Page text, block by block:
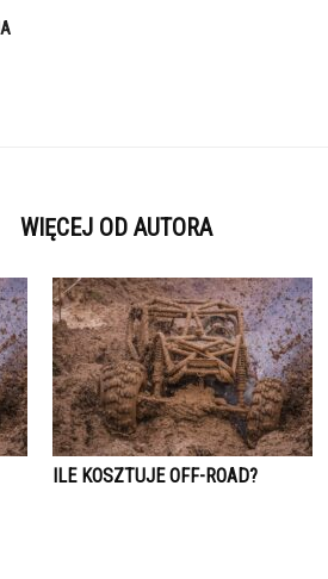
WIĘCEJ OD AUTORA
ILE KOSZTUJE OFF-ROAD?